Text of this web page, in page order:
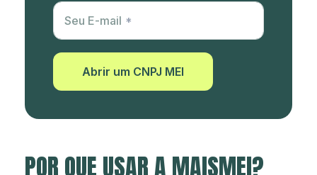
Utm Content
Seu E-mail
Abrir um CNPJ MEI
POR QUE USAR A MAISMEI?